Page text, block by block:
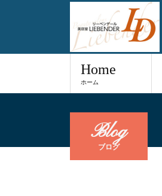
Home
ホーム
Blog
ブログ